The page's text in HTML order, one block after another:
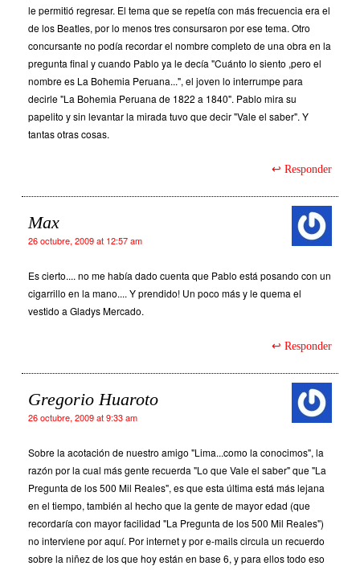
le permitió regresar. El tema que se repetía con más frecuencia era el
de los Beatles, por lo menos tres consursaron por ese tema. Otro
concursante no podía recordar el nombre completo de una obra en la
pregunta final y cuando Pablo ya le decía "Cuánto lo siento ,pero el
nombre es La Bohemia Peruana...", el joven lo interrumpe para
decirle "La Bohemia Peruana de 1822 a 1840". Pablo mira su
papelito y sin levantar la mirada tuvo que decir "Vale el saber". Y
tantas otras cosas.
Responder
Max
26 octubre, 2009 at 12:57 am
Es cierto.... no me había dado cuenta que Pablo está posando con un
cigarrillo en la mano.... Y prendido! Un poco más y le quema el
vestido a Gladys Mercado.
Responder
Gregorio Huaroto
26 octubre, 2009 at 9:33 am
Sobre la acotación de nuestro amigo "Lima...como la conocimos", la
razón por la cual más gente recuerda "Lo que Vale el saber" que "La
Pregunta de los 500 Mil Reales", es que esta última está más lejana
en el tiempo, también al hecho que la gente de mayor edad (que
recordaría con mayor facilidad "La Pregunta de los 500 Mil Reales")
no interviene por aquí. Por internet y por e-mails circula un recuerdo
sobre la niñez de los que hoy están en base 6, y para ellos todo eso